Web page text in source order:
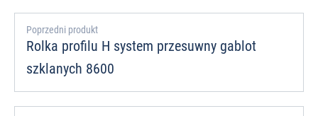
Poprzedni produkt
Rolka profilu H system przesuwny gablot
szklanych 8600